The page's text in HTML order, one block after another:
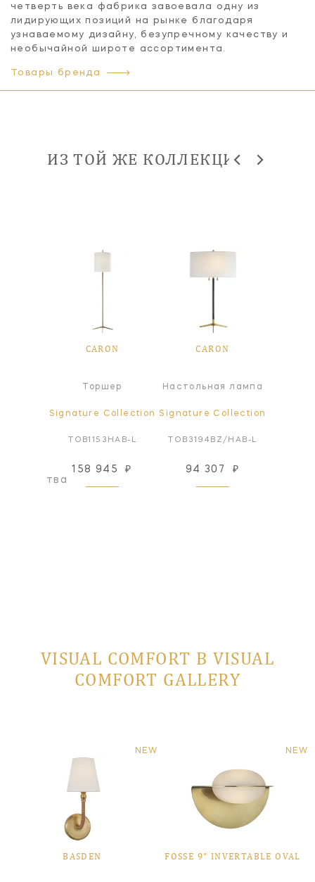
четверть века фабрика завоевала одну из
лидирующих позиций на рынке благодаря
узнаваемому дизайну, безупречному качеству и
необычайной широте ассортимента.
Товары бренда
ИЗ ТОЙ ЖЕ КОЛЛЕКЦИИ
CARON
Торшер
Signature Collection
TOB1153HAB-L
158 945 ₽
CARON
Настольная лампа
Signature Collection
TOB3194BZ/HAB-L
94 307 ₽
VISUAL COMFORT В VISUAL
COMFORT GALLERY
NEW
BASDEN
NEW
FOSSE 9" INVERTABLE OVAL